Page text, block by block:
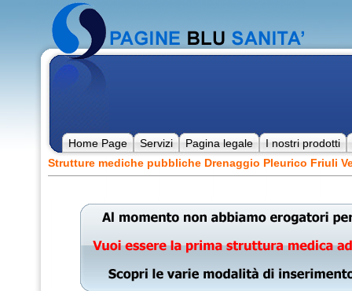
Home Page Servizi Pagina legale
I nostri prodotti
Strutture mediche pubbliche Drenaggio Pleurico Friuli